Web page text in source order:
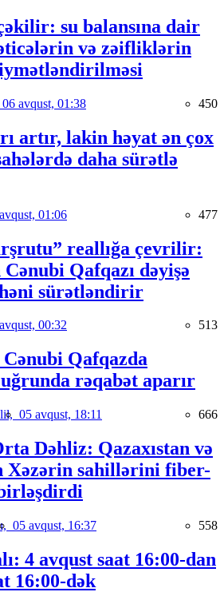
su balansına dair
və zəifliklərin
06 avqust, 01:38 450
artır, lakin həyat ən çox
daha sürətlə
01:06 477
reallığa çevrilir:
Qafqazı dəyişə
sürətləndirir
00:32 513
Qafqazda
rəqabət aparır
05 avqust, 18:11 666
Dəhliz: Qazaxıstan və
Xəzərin sahillərini fiber-
05 avqust, 16:37 558
4 avqust saat 16:00-dan
16:00-dək